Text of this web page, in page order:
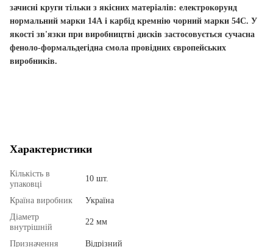
зачисні круги тільки з якісних матеріалів: електрокорунд
нормальний марки 14А і карбід кремнію чорний марки 54С. У
якості зв'язки при виробництві дисків застосовується сучасна
феноло-формальдегідна смола провідних європейських
виробників.
Характеристики
Кількість в
упаковці
10 шт.
Країна виробник
Україна
Діаметр
внутрішній
22 мм
Призначення
Відрізний